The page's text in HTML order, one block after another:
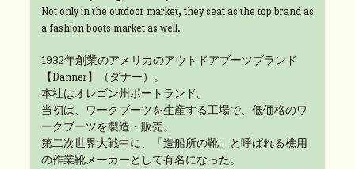
Not only in the outdoor market, they seat as the top brand as
a fashion boots market as well.
1932年創業のアメリカのアウトドアブーツブランド
【Danner】（ダナー）。
本社はオレゴン州ポートランド。
当初は、ワークブーツを生産する工場で、低価格のワ
ークブーツを製造・販売。
第二次世界大戦中に、「造船所の靴」と呼ばれる樵用
の作業靴メーカーとして有名になった。